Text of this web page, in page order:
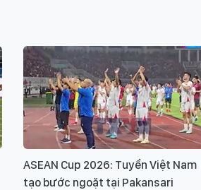
ASEAN Cup 2026: Tuyển Việt Nam
tạo bước ngoặt tại Pakansari